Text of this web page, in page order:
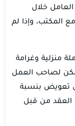
خلال
المكتب، وإذا لم
منزلية وغرامة
أو يمكن لصاحب العمل
تعويض بنسبة
العقد من قبل